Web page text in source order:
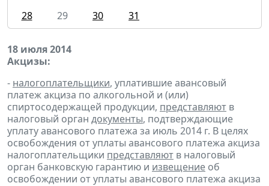
28
29 30 31
18 июля 2014
Акцизы:
- налогоплательщики, уплатившие авансовый
платеж акциза по алкогольной и (или)
спиртосодержащей продукции, представляют в
налоговый орган документы, подтверждающие
уплату авансового платежа за июль 2014 г. В целях
освобождения от уплаты авансового платежа акциза
налогоплательщики представляют в налоговый
орган банковскую гарантию и извещение об
освобождении от уплаты авансового платежа акциза